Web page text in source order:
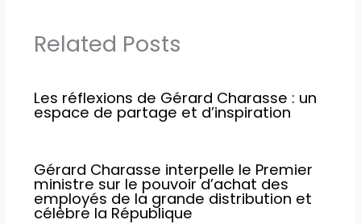
Related Posts
Les réflexions de Gérard Charasse : un
espace de partage et d’inspiration
Gérard Charasse interpelle le Premier
ministre sur le pouvoir d’achat des
employés de la grande distribution et
célèbre la République